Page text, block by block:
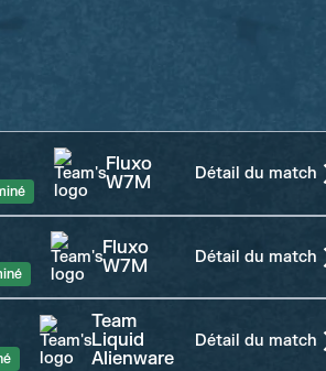
Fluxo
W7M
Détail du match
Fluxo
W7M
Détail du match
Team
Liquid
Alienware
Détail du match